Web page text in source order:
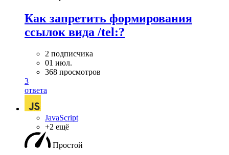
Как запретить формирования
ссылок вида /tel:?
2 подписчика
01 июл.
368 просмотров
3
ответа
JavaScript
+2 ещё
Простой